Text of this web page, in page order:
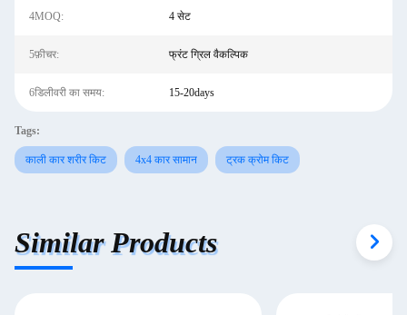
4MOQ: 4 सेट
5फ़ीचर: फ्रंट ग्रिल वैकल्पिक
6डिलीवरी का समय: 15-20days
Tags:
काली कार शरीर किट 4x4 कार सामान ट्रक क्रोम किट
Similar Products